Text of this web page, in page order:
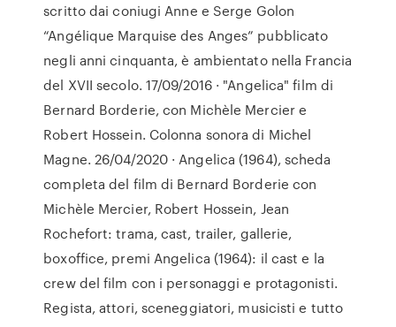
scritto dai coniugi Anne e Serge Golon
“Angélique Marquise des Anges” pubblicato
negli anni cinquanta, è ambientato nella Francia
del XVII secolo. 17/09/2016 · "Angelica" film di
Bernard Borderie, con Michèle Mercier e
Robert Hossein. Colonna sonora di Michel
Magne. 26/04/2020 · Angelica (1964), scheda
completa del film di Bernard Borderie con
Michèle Mercier, Robert Hossein, Jean
Rochefort: trama, cast, trailer, gallerie,
boxoffice, premi Angelica (1964): il cast e la
crew del film con i personaggi e protagonisti.
Regista, attori, sceneggiatori, musicisti e tutto